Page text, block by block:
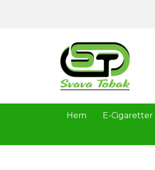
Hem E-Cigaretter